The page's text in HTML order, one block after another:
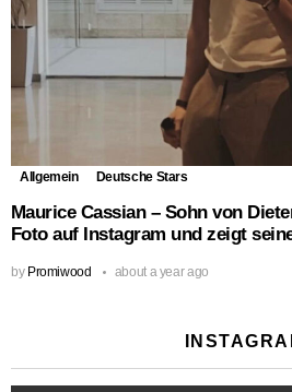
Allgemein Deutsche Stars
Maurice Cassian – Sohn von
Foto auf Instagram und zeigt
by Promiwood about a year ago